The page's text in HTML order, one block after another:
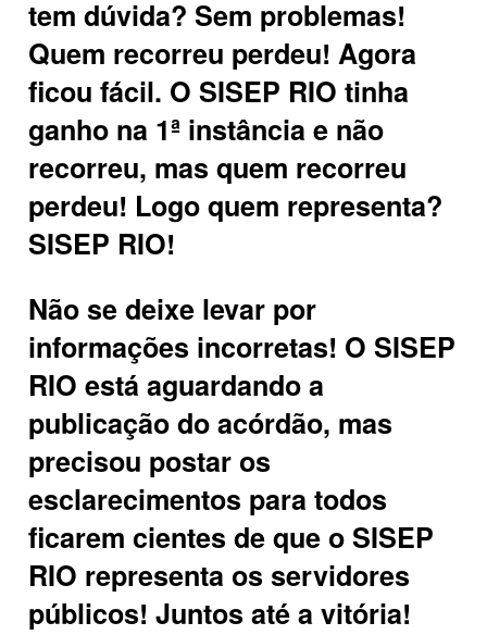
tem dúvida? Sem problemas!
Quem recorreu perdeu! Agora
ficou fácil. O SISEP RIO tinha
ganho na 1ª instância e não
recorreu, mas quem recorreu
perdeu! Logo quem representa?
SISEP RIO!
Não se deixe levar por
informações incorretas! O SISEP
RIO está aguardando a
publicação do acórdão, mas
precisou postar os
esclarecimentos para todos
ficarem cientes de que o SISEP
RIO representa os servidores
públicos! Juntos até a vitória!